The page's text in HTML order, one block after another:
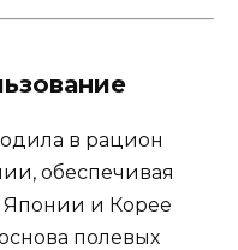
в рацион
обеспечивая
и Корее
полевых